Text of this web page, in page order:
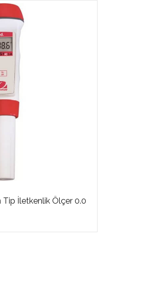
Tip İletkenlik Ölçer 0.0